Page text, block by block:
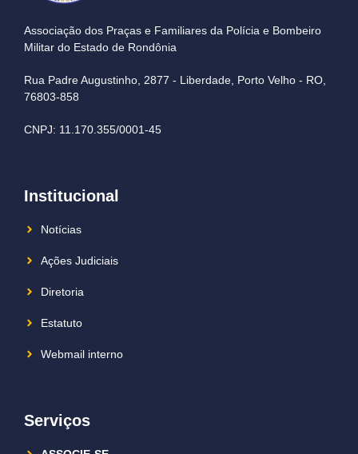
Associação dos Praças e Familiares da Polícia e Bombeiro
Militar do Estado de Rondônia
Rua Padre Augustinho, 2877 - Liberdade, Porto Velho - RO,
76803-858
CNPJ: 11.170.355/0001-45
Institucional
Notícias
Ações Judiciais
Diretoria
Estatuto
Webmail interno
Serviços